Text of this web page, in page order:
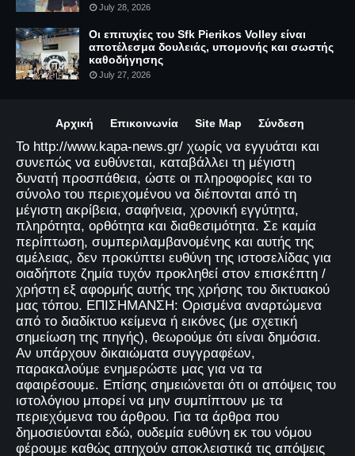
July 28, 2026
Οι επιτυχίες του Sfk Pierikos Volley είναι
αποτέλεσμα δουλειάς, υπομονής και σωστής
καθοδήγησης
July 27, 2026
Αρχική Επικοινωνία Site Map Σύνδεση
Το http://www.kapa-news.gr/ χωρίς να εγγυάται και
συνεπώς να ευθύνεται, καταβάλλει τη μέγιστη
δυνατή προσπάθεια, ώστε οι πληροφορίες και το
σύνολο του περιεχομένου να διέπονται από τη
μέγιστη ακρίβεια, σαφήνεια, χρονική εγγύτητα,
πληρότητα, ορθότητα και διαθεσιμότητα. Σε καμία
περίπτωση, συμπεριλαμβανομένης και αυτής της
αμέλειας, δεν προκύπτει ευθύνη της ιστοσελίδας για
οιαδήποτε ζημία τυχόν προκληθεί στον επισκέπτη /
χρήστη εξ αφορμής αυτής της χρήσης του δικτυακού
μας τόπου. ΕΠΙΣΗΜΑΝΣΗ: Ορισμένα αναρτώμενα
από το διαδίκτυο κείμενα ή εικόνες (με σχετική
σημείωση της πηγής), θεωρούμε ότι είναι δημόσια.
Αν υπάρχουν δικαιώματα συγγραφέων,
παρακαλούμε ενημερώστε μας για να τα
αφαιρέσουμε. Επίσης σημειώνεται ότι οι απόψεις του
ιστολόγιου μπορεί να μην συμπίπτουν με τα
περιεχόμενα του άρθρου. Για τα άρθρα που
δημοσιεύονται εδώ, ουδεμία ευθύνη εκ του νόμου
φέρουμε καθώς απηχούν αποκλειστικά τις απόψεις